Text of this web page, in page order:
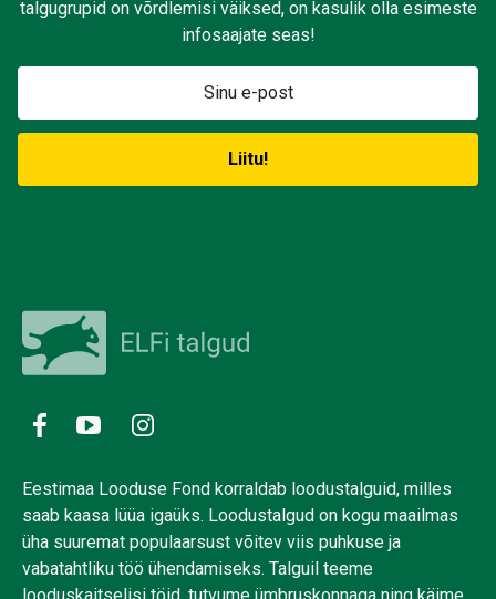
talgugrupid on võrdlemisi väiksed, on kasulik olla esimeste
infosaajate seas!
Eestimaa Looduse Fond korraldab loodustalguid, milles
saab kaasa lüüa igaüks. Loodustalgud on kogu maailmas
üha suuremat populaarsust võitev viis puhkuse ja
vabatahtliku töö ühendamiseks. Talguil teeme